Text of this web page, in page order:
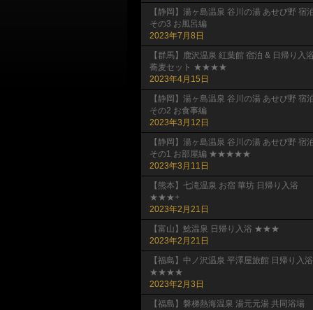
【静岡】湯ヶ島温泉 谷川の湯 あせび野 宿
その3 お風呂編
2023年7月8日
【群馬】鹿沢温泉 紅葉館 宿泊 & 日帰り入浴
蕎麦セット ★★★★
2023年4月15日
【静岡】湯ヶ島温泉 谷川の湯 あせび野 宿
その2 お食事編
2023年3月12日
【静岡】湯ヶ島温泉 谷川の湯 あせび野 宿
その1 お部屋編 ★★★★★
2023年3月11日
【熊本】七滝温泉 お宿 華坊 日帰り入浴
★★★+
2023年2月21日
【富山】鯰温泉 日帰り入浴 ★★★
2023年2月21日
【福島】中ノ沢温泉 平澤屋旅館 日帰り入浴
★★★★
2023年2月3日
【福島】磐梯熱海温泉 湯元元湯 共同浴場